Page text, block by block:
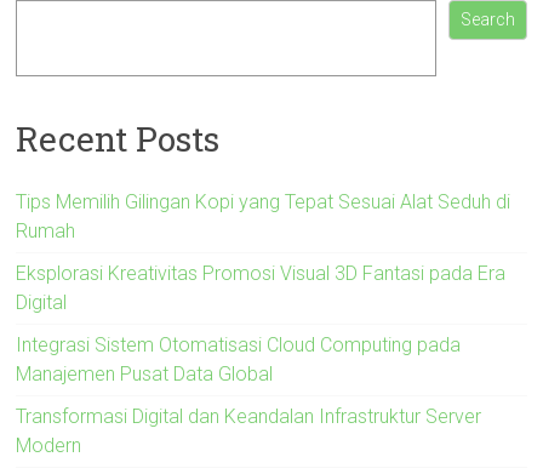
Search
Recent Posts
Tips Memilih Gilingan Kopi yang Tepat Sesuai Alat Seduh di
Rumah
Eksplorasi Kreativitas Promosi Visual 3D Fantasi pada Era
Digital
Integrasi Sistem Otomatisasi Cloud Computing pada
Manajemen Pusat Data Global
Transformasi Digital dan Keandalan Infrastruktur Server
Modern